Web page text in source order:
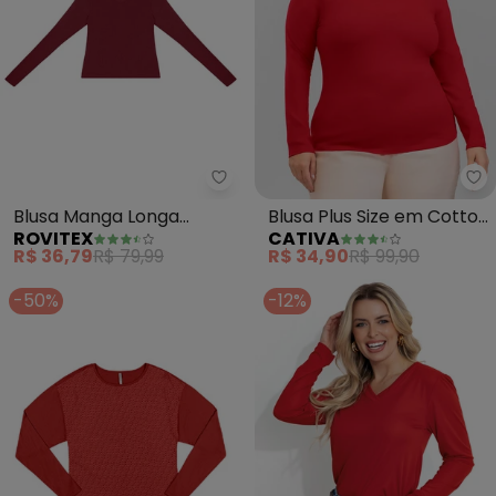
Rovitex - Blusa Manga Longa
Blusa Manga Longa
Decote V (Vermelho)
ROVITEX
R$ 36,79R$ 79,99
Blusa Plus Size em Cotton
(Vermelho)
CATIVA
R$ 34,90R$ 99,90
-50%
-12%